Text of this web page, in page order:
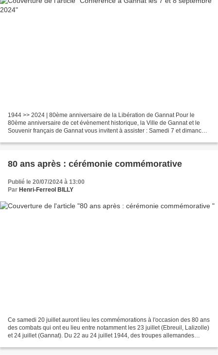
1944 >> 2024 | 80ème anniversaire de la Libération de Gannat Pour le
80ème anniversaire de cet évènement historique, la Ville de Gannat et le
Souvenir français de Gannat vous invitent à assister : Samedi 7 et dimanche
80 ans après : cérémonie commémorative
Publié le 20/07/2024 à 13:00
Par Henri-Ferreol BILLY
Ce samedi 20 juillet auront lieu les commémorations à l'occasion des 80 ans
des combats qui ont eu lieu entre notamment les 23 juillet (Ebreuil, Lalizolle)
et 24 juillet (Gannat). Du 22 au 24 juillet 1944, des troupes allemandes